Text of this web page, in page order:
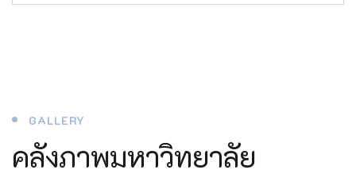
GALLERY
คลังภาพมหาวิทยาลัย